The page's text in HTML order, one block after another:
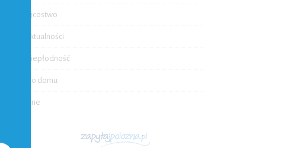
Ojcostwo
Aktualności
Niepłodność
Do domu
Inne